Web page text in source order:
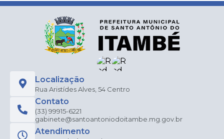
Localização
Rua Aristídes Alves, 54 Centro
Contato
(33) 99915-6221
gabinete@santoantoniodoitambe.mg.gov.br
Atendimento